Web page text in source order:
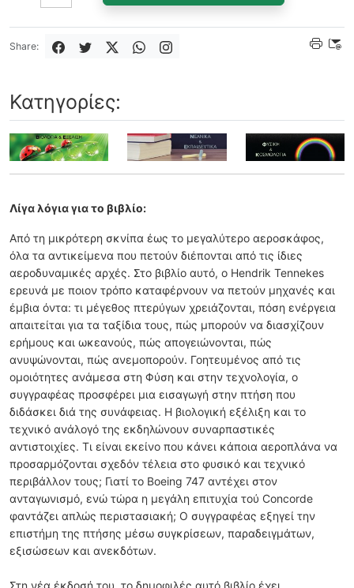
Share:
Κατηγορίες:
Λίγα λόγια για το βιβλίο:
Από τη μικρότερη σκνίπα έως το μεγαλύτερο αεροσκάφος,
όλα τα αντικείμενα που πετούν διέπονται από τις ίδιες
αεροδυναμικές αρχές. Στο βιβλίο αυτό, ο Hendrik Tennekes
ερευνά με ποιoν τρόπο καταφέρνουν να πετούν μηχανές και
έμβια όντα: τι μέγεθος πτερύγων χρειάζονται, πόση ενέργεια
απαιτείται για τα ταξίδια τους, πώς μπορούν να διασχίζουν
ερήμους και ωκεανούς, πώς απογειώνονται, πώς
ανυψώνονται, πώς ανεμοπορούν. Γοητευμένος από τις
ομοιότητες ανάμεσα στη Φύση και στην τεχνολογία, ο
συγγραφέας προσφέρει μια εισαγωγή στην πτήση που
διδάσκει διά της συνάφειας. Η βιολογική εξέλιξη και το
τεχνικό ανάλογό της εκδηλώνουν συναρπαστικές
αντιστοιχίες. Τι είναι εκείνο που κάνει κάποια αεροπλάνα να
προσαρμόζονται σχεδόν τέλεια στο φυσικό και τεχνικό
περιβάλλον τους; Γιατί το Boeing 747 αντέχει στον
ανταγωνισμό, ενώ τώρα η μεγάλη επιτυχία τού Concorde
φαντάζει απλώς περιστασιακή; Ο συγγραφέας εξηγεί την
επιστήμη της πτήσης μέσω συγκρίσεων, παραδειγμάτων,
εξισώσεων και ανεκδότων.
Στη νέα έκδοσή του, το δημοφιλές αυτό βιβλίο έχει